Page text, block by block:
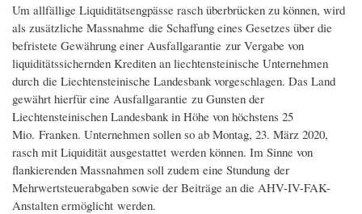
Um allfällige Liquiditätsengpässe rasch überbrücken zu können, wird
als zusätzliche Massnahme die Schaffung eines Gesetzes über die
befristete Gewährung einer Ausfallgarantie zur Vergabe von
liquiditätssichernden Krediten an liechtensteinische Unternehmen
durch die Liechtensteinische Landesbank vorgeschlagen. Das Land
gewährt hierfür eine Ausfallgarantie zu Gunsten der
Liechtensteinischen Landesbank in Höhe von höchstens 25
Mio. Franken. Unternehmen sollen so ab Montag, 23. März 2020,
rasch mit Liquidität ausgestattet werden können. Im Sinne von
flankierenden Massnahmen soll zudem eine Stundung der
Mehrwertsteuerabgaben sowie der Beiträge an die AHV-IV-FAK-
Anstalten ermöglicht werden.